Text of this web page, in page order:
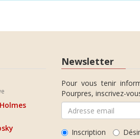
Newsletter
Pour vous tenir
Pourpres, inscrivez-
Inscription